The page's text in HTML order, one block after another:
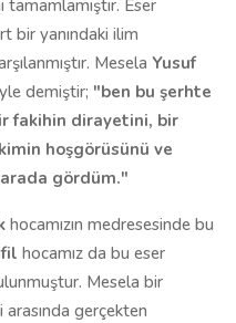
Eser
bir yanındaki ilim
Mesela Yusuf
demiştir; "ben bu şerhte
fakihin dirayetini, bir
hoşgörüsünü ve
gördüm."
hocamızın medresesinde bu
hocamız da bu eser
Mesela bir
arasında gerçekten